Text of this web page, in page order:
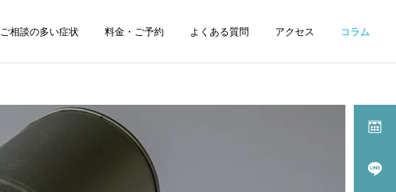
ご相談の多い症状 料金・ご予約 よくある質問 アクセス コラム
症状別漢方治療一覧
治療について